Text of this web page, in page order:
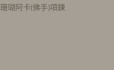
瑚阿卡(佛手)項鍊